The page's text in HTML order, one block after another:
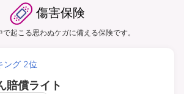
オンカード会員さま専用保険
傷害保険
で起こる思わぬケガに備える保険です。
ング 2位
賠償ライト